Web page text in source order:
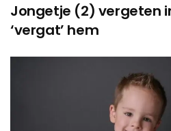
Jongetje (2) vergeten
‘vergat’ hem